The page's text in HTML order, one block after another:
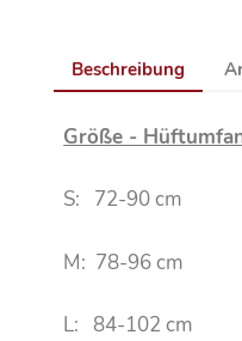
Beschreibung
Größe -
S: 72-90 cm
M: 78-96 cm
L: 84-102 cm